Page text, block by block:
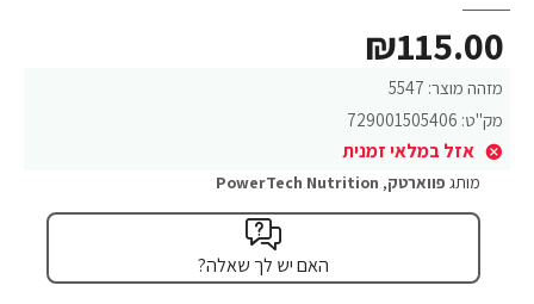
מזהה מוצר: 5547
מק"ט: 729001505406
אזל במלאי זמנית
₪115.00
מותג פווארטק,
PowerTech Nutrition
האם יש לך שאלה?